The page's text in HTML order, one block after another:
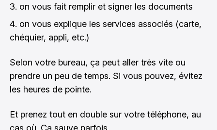
on vous fait remplir et signer les documents
on vous explique les services associés (carte,
chéquier, appli, etc.)
Selon votre bureau, ça peut aller très vite ou
prendre un peu de temps. Si vous pouvez, évitez
les heures de pointe.
Et prenez tout en double sur votre téléphone, au
cas où. Ça sauve parfois.